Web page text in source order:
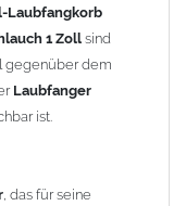
Laubfangkorb
in dasFallrohr
teure Reparaturen
DerWassersammler
Laubfangkorb
1 Zollsind
gegenüber dem
Laubfanger
ist.
, das für seine